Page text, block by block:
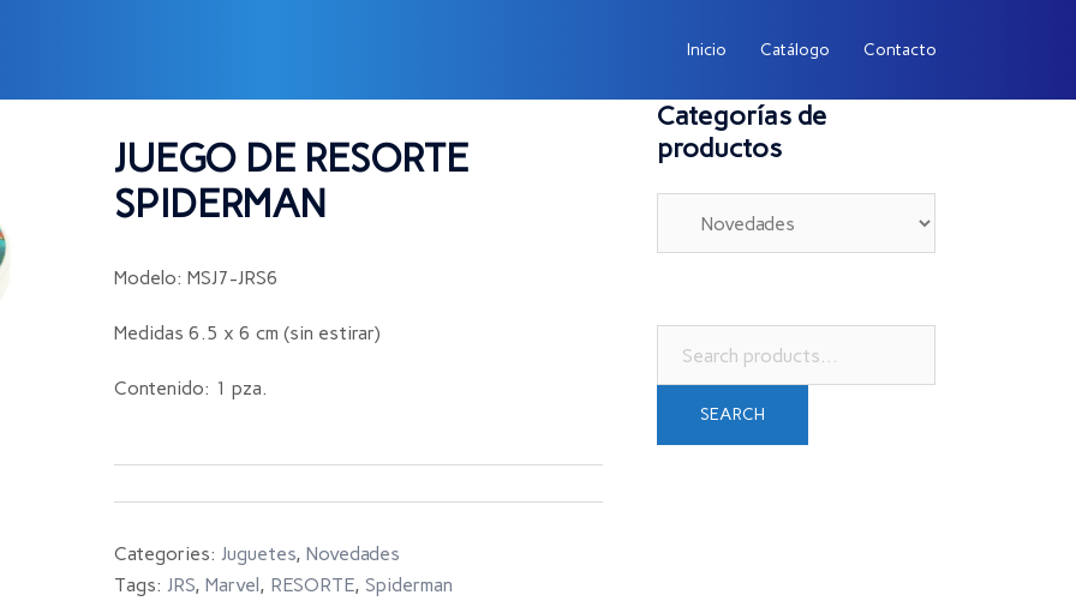
Inicio Catálogo Contacto
JUEGO DE RESORTE
SPIDERMAN
Modelo: MSJ7-JRS6
Medidas 6.5 x 6 cm (sin estirar)
Contenido: 1 pza.
Categories: Juguetes, Novedades
Tags: JRS, Marvel, RESORTE, Spiderman
Categorías de
productos
for:
SEARCH